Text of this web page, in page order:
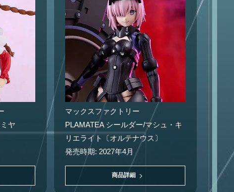
ヤ
マックスファクトリー
PLAMATEA シールダー/マシュ・キ
リエライト〔オルテナウス〕
発売時期: 2027年4月
商品詳細